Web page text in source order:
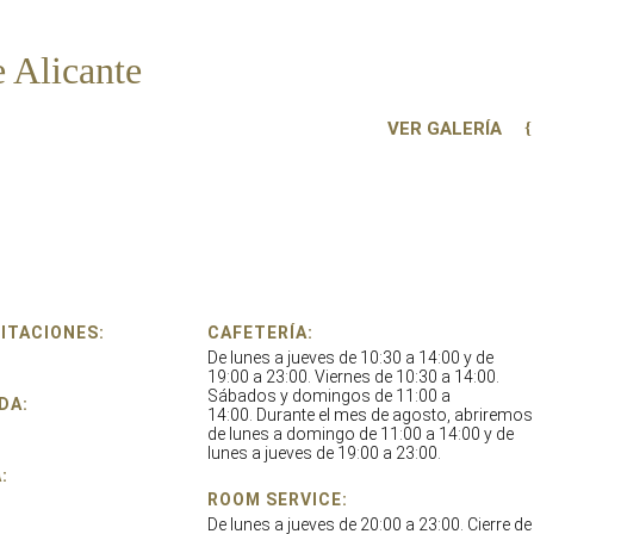
Alicante
VER GALERÍA
CAFETERÍA:
De lunes a jueves de 10:30 a 14:00 y de
19:00 a 23:00. Viernes de 10:30 a 14:00.
Sábados y domingos de 11:00 a
14:00. Durante el mes de agosto, abriremos
de lunes a domingo de 11:00 a 14:00 y de
lunes a jueves de 19:00 a 23:00.
ROOM SERVICE:
De lunes a jueves de 20:00 a 23:00. Cierre de